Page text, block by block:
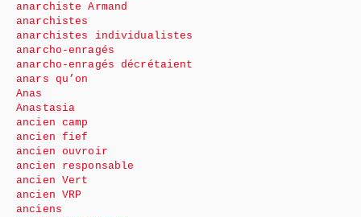
anarchiste Armand
anarchistes
anarchistes individualistes
anarcho-enragés
anarcho-enragés décrétaient
anars qu’on
Anas
Anastasia
ancien camp
ancien fief
ancien ouvroir
ancien responsable
ancien Vert
ancien VRP
anciens